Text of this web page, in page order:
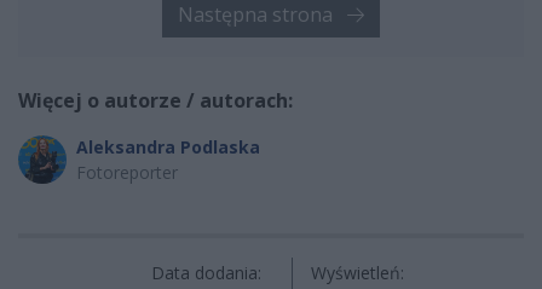
Następna strona
Więcej o autorze / autorach:
Aleksandra Podlaska
Fotoreporter
Data dodania:
Wyświetleń: